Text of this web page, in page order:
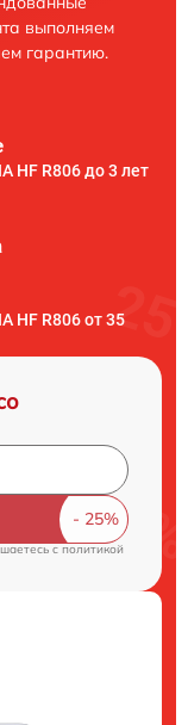
выполняем
гарантию.
HF R806 до 3 лет
HF R806 от 35
cполитикой